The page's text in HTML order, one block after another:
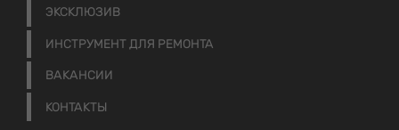
ЭКСКЛЮЗИВ
ИНСТРУМЕНТ ДЛЯ РЕМОНТА
ВАКАНСИИ
КОНТАКТЫ